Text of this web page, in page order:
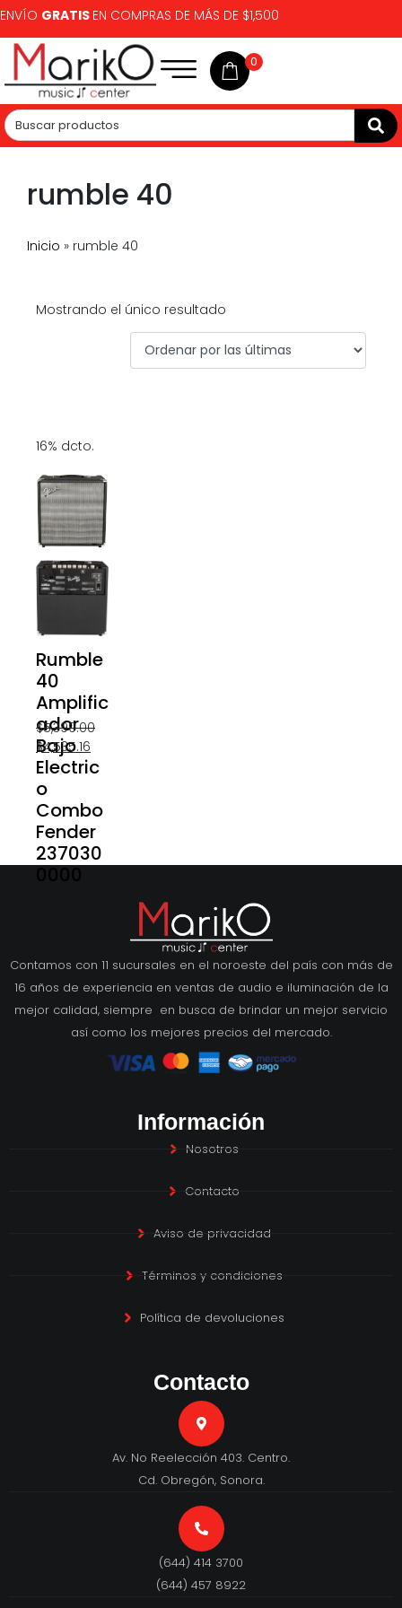
ENVÍO GRATIS EN COMPRAS DE MÁS DE $1,500
0
rumble 40
Inicio » rumble 40
Mostrando el único resultado
16% dcto.
Rumble
40
Amplific
ador
Bajo
Electric
o
Combo
Fender
237030
0000
$5,399.00
$4,535.16
Contamos con 11 sucursales en el noroeste del país con más de
16 años de experiencia en ventas de audio e iluminación de la
mejor calidad, siempre en busca de brindar un mejor servicio
así como los mejores precios del mercado.
Información
Nosotros
Contacto
Aviso de privacidad
Términos y condiciones
Política de devoluciones
Contacto
Av. No Reelección 403. Centro.
Cd. Obregón, Sonora.
(644) 414 3700
(644) 457 8922